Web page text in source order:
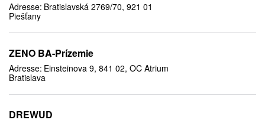
Adresse: Bratislavská 2769/70, 921 01
Piešťany
ZENO BA-Prízemie
Adresse: Einsteinova 9, 841 02, OC Atrium
Bratislava
DREWUD